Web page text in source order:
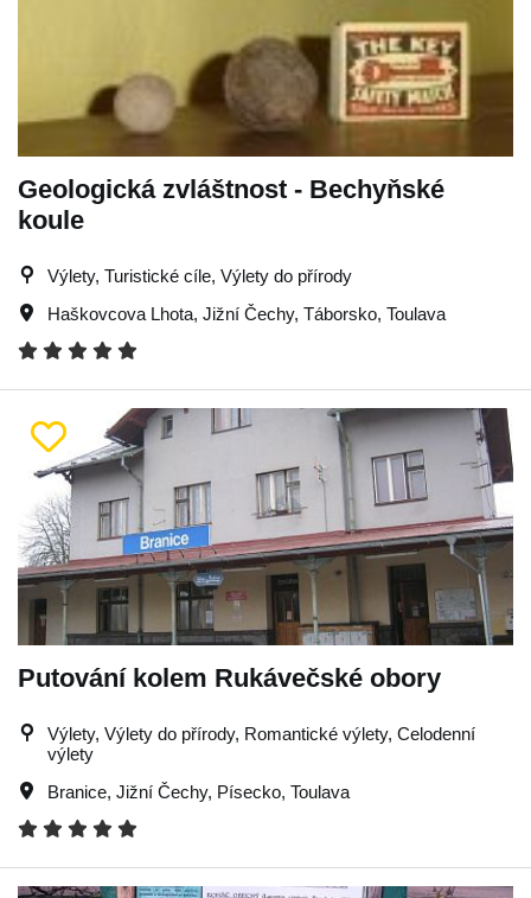
Geologická zvláštnost - Bechyňské
koule
Výlety, Turistické cíle, Výlety do přírody
Haškovcova Lhota, Jižní Čechy, Táborsko, Toulava
Putování kolem Rukávečské obory
Výlety, Výlety do přírody, Romantické výlety, Celodenní
výlety
Branice, Jižní Čechy, Písecko, Toulava